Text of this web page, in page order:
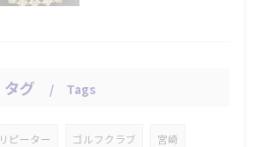
タグ Tags
リピーター ゴルフクラブ 宮崎